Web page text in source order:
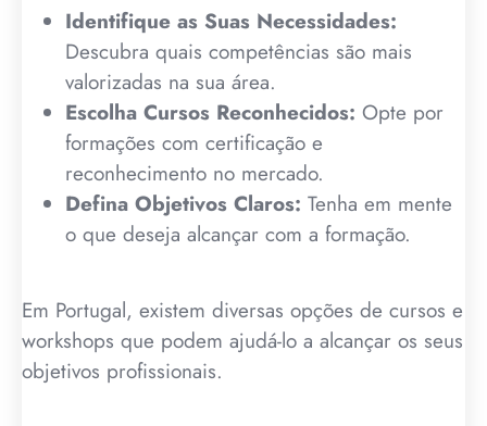
Identifique as Suas Necessidades:
Descubra quais competências são mais
valorizadas na sua área.
Escolha Cursos Reconhecidos: Opte por
formações com certificação e
reconhecimento no mercado.
Defina Objetivos Claros: Tenha em mente
o que deseja alcançar com a formação.
Em Portugal, existem diversas opções de cursos e
workshops que podem ajudá-lo a alcançar os seus
objetivos profissionais.